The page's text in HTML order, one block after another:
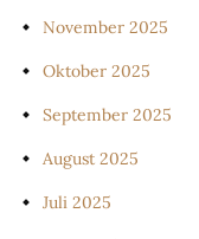
November 2025
Oktober 2025
September 2025
August 2025
Juli 2025